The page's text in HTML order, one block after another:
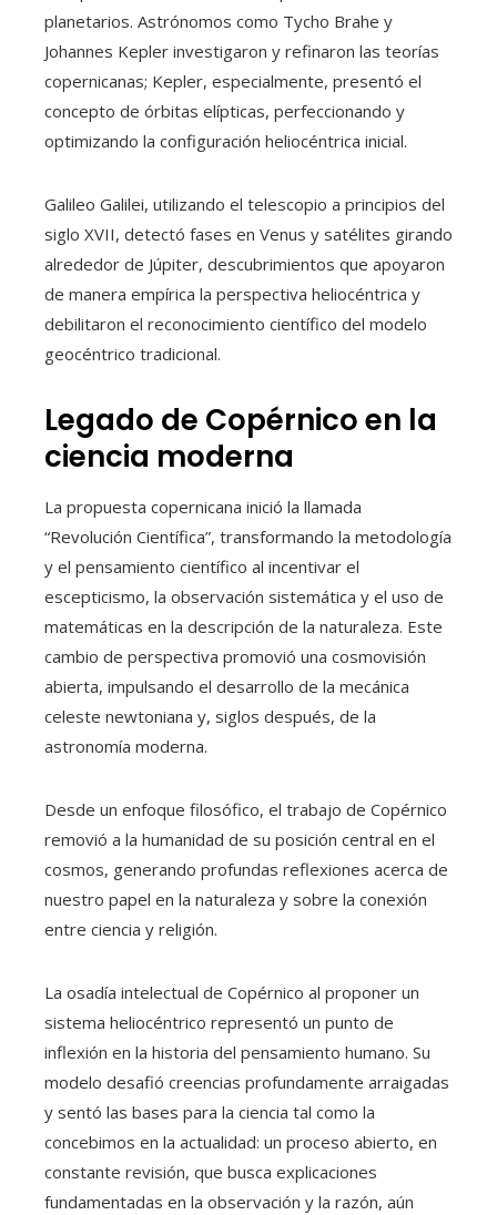
planetarios. Astrónomos como Tycho Brahe y
Johannes Kepler investigaron y refinaron las teorías
copernicanas; Kepler, especialmente, presentó el
concepto de órbitas elípticas, perfeccionando y
optimizando la configuración heliocéntrica inicial.
Galileo Galilei, utilizando el telescopio a principios del
siglo XVII, detectó fases en Venus y satélites girando
alrededor de Júpiter, descubrimientos que apoyaron
de manera empírica la perspectiva heliocéntrica y
debilitaron el reconocimiento científico del modelo
geocéntrico tradicional.
Legado de Copérnico en la
ciencia moderna
La propuesta copernicana inició la llamada
“Revolución Científica”, transformando la metodología
y el pensamiento científico al incentivar el
escepticismo, la observación sistemática y el uso de
matemáticas en la descripción de la naturaleza. Este
cambio de perspectiva promovió una cosmovisión
abierta, impulsando el desarrollo de la mecánica
celeste newtoniana y, siglos después, de la
astronomía moderna.
Desde un enfoque filosófico, el trabajo de Copérnico
removió a la humanidad de su posición central en el
cosmos, generando profundas reflexiones acerca de
nuestro papel en la naturaleza y sobre la conexión
entre ciencia y religión.
La osadía intelectual de Copérnico al proponer un
sistema heliocéntrico representó un punto de
inflexión en la historia del pensamiento humano. Su
modelo desafió creencias profundamente arraigadas
y sentó las bases para la ciencia tal como la
concebimos en la actualidad: un proceso abierto, en
constante revisión, que busca explicaciones
fundamentadas en la observación y la razón, aún